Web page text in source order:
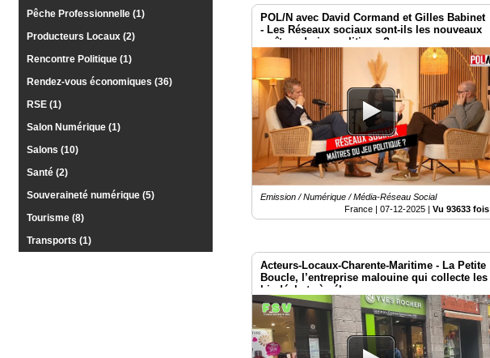
Pêche Professionnelle (1)
Producteurs Locaux (2)
Rencontre Politique (1)
Rendez-vous économiques (36)
RSE (1)
Salon Numérique (1)
Salons (10)
Santé (2)
Souveraineté numérique (5)
Tourisme (8)
Transports (1)
POL/N avec David Cormand et Gilles Babinet
- Les Réseaux sociaux sont-ils les nouveaux
maîtres du jeu politique ?
Emission / Numérique / Média-Réseau Social
France |07-12-2025 |Vu 93633 fois
Acteurs-Locaux-Charente-Maritime - La Petite
Boucle, l’entreprise malouine qui collecte les
biodéchets à vélo